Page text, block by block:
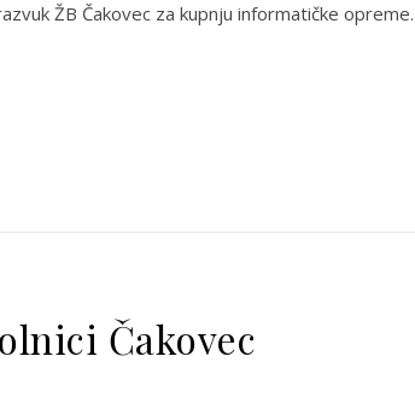
ŽB Čakovec za kupnju informatičke opreme.
Čakovec